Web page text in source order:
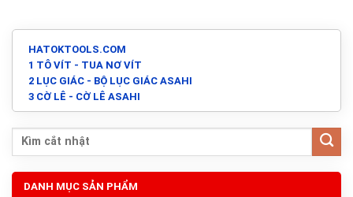
HATOKTOOLS.COM
1 TÔ VÍT - TUA NƠ VÍT
2 LỤC GIÁC - BỘ LỤC GIÁC ASAHI
3 CỜ LÊ - CỜ LÊ ASAHI
DANH MỤC SẢN PHẨM